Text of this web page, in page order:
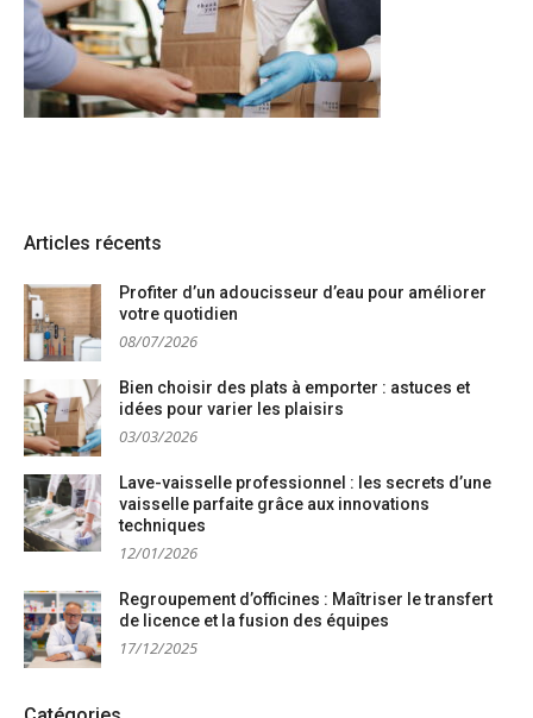
Articles récents
Profiter d’un adoucisseur d’eau pour améliorer
votre quotidien
08/07/2026
Bien choisir des plats à emporter : astuces et
idées pour varier les plaisirs
03/03/2026
Lave-vaisselle professionnel : les secrets d’une
vaisselle parfaite grâce aux innovations
techniques
12/01/2026
Regroupement d’officines : Maîtriser le transfert
de licence et la fusion des équipes
17/12/2025